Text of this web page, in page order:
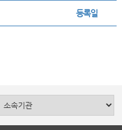
등록일